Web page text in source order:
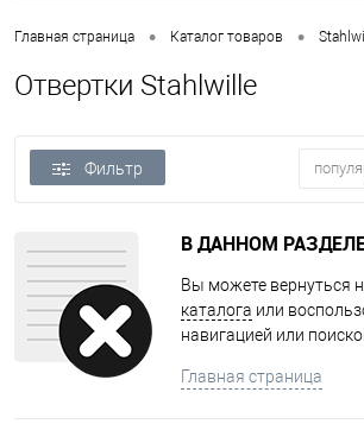
Главная страница • Каталог товаров •
Отвертки Stahlwille
Фильтр
В ДАННОМ
Вы можете вернуться
каталога или
навигацией или
Главная страница